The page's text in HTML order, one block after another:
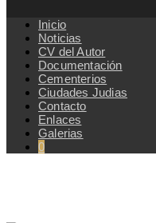
Inicio
Noticias
CV del Autor
Documentación
Cementerios
Ciudades Judias
Contacto
Enlaces
Galerias
0